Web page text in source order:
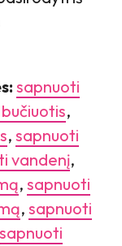
sapnuoti
,
, sapnuoti
vandenį,
, sapnuoti
, sapnuoti
sapnuoti